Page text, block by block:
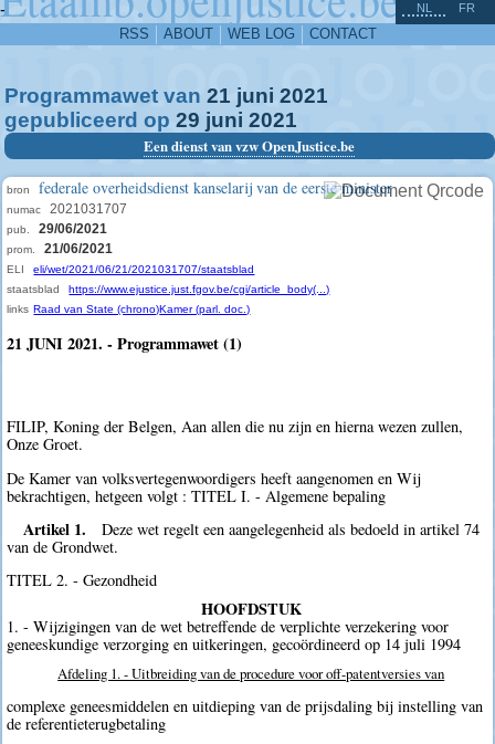
-
RSS ABOUT WEB LOG CONTACT
NL FR
Programmawet van 21 juni 2021
gepubliceerd op 29 juni 2021
Een dienst van vzw OpenJustice.be
bron federale overheidsdienst kanselarij van de eerste minister
numac 2021031707
pub. 29/06/2021
prom. 21/06/2021
ELI
eli/wet/2021/06/21/2021031707/staatsblad
staatsblad
https://www.ejustice.just.fgov.be/cgi/article_body(...)
links Raad van State (chrono)Kamer (parl. doc.)
21 JUNI 2021. - Programmawet (1)
FILIP, Koning der Belgen, Aan allen die nu zijn en hierna wezen zullen,
Onze Groet.
De Kamer van volksvertegenwoordigers heeft aangenomen en Wij
bekrachtigen, hetgeen volgt : TITEL I. - Algemene bepaling
Artikel 1.
Deze wet regelt een aangelegenheid als bedoeld in artikel 74
van de Grondwet.
TITEL 2. - Gezondheid
HOOFDSTUK
1. - Wijzigingen van de wet betreffende de verplichte verzekering voor
geneeskundige verzorging en uitkeringen, gecoördineerd op 14 juli 1994
Afdeling 1. - Uitbreiding van de procedure voor off-patentversies van
complexe geneesmiddelen en uitdieping van de prijsdaling bij instelling van
de referentieterugbetaling
^